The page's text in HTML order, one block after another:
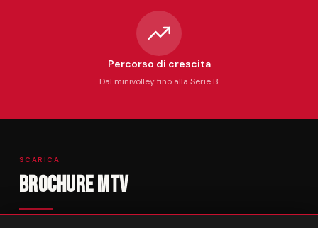
Percorso di crescita
Dal minivolley fino alla Serie B
SCARICA
Brochure MTV